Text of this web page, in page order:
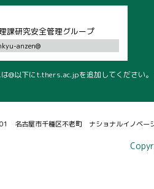
課研究安全管理グループ
anzen@
@以下にt.thers.ac.jpを追加してください。
名古屋市千種区不老町 ナショナルイノベー